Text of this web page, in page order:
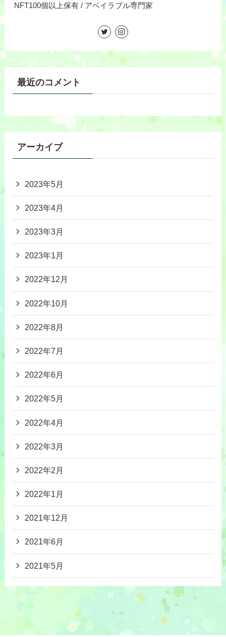
NFT100個以上保有 / アベイラブル専門家
最近のコメント
アーカイブ
2023年5月
2023年4月
2023年3月
2023年1月
2022年12月
2022年10月
2022年8月
2022年7月
2022年6月
2022年5月
2022年4月
2022年3月
2022年2月
2022年1月
2021年12月
2021年6月
2021年5月